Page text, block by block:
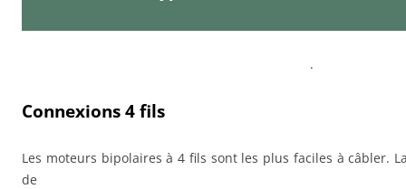
.
Connexions 4 fils
Les moteurs bipolaires à 4 fils sont les plus faciles à câbler.
de